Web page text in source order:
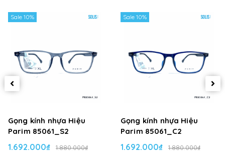
Sale 10%
Gọng kính nhựa Hiệu
Parim 85061_S2
1.692.000₫ 1.880.000₫
Sale 10%
Gọng kính nhựa Hiệu
Parim 85061_C2
1.692.000₫ 1.880.000₫